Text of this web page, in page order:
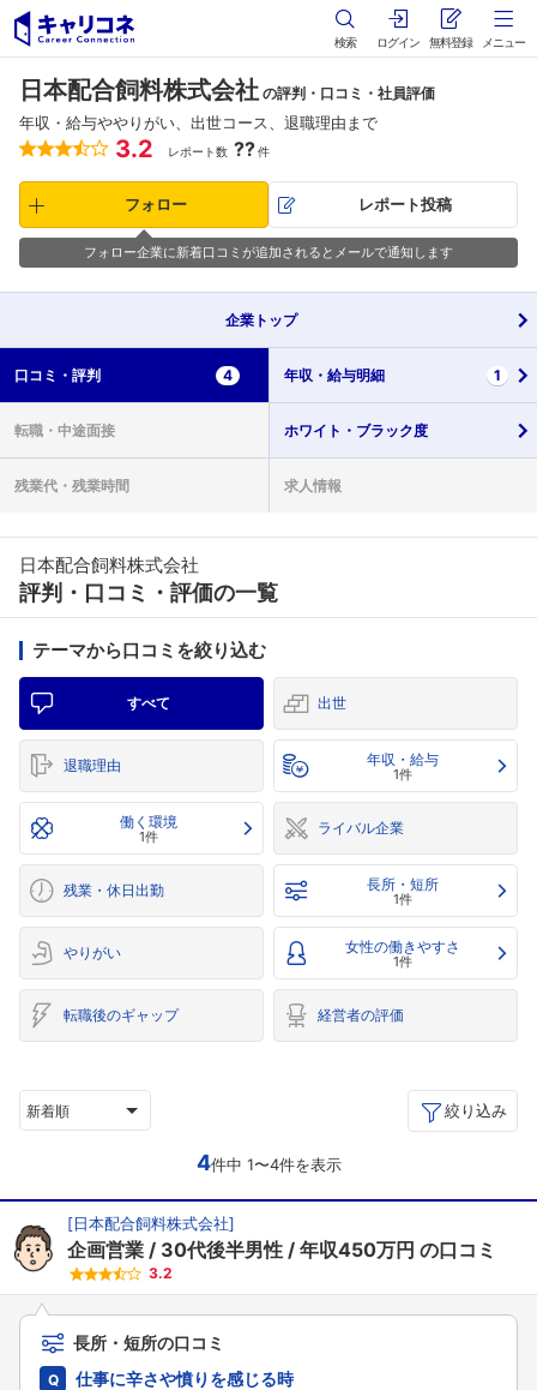
検索 ログイン 無料登録 メニュー
日本配合飼料株式会社 の評判・口コミ・社員評価
年収・給与ややりがい、出世コース、退職理由まで
3.2 レポート数 ??件
フォロー レポート投稿
フォロー企業に新着口コミが追加されるとメールで通知します
企業 トップ
口コミ・ 評判 4 年収・ 給与明細 1
転職・ 中途面接 ホワイト・ ブラック度
残業代・ 残業時間 求人情報
日本配合飼料株式会社
評判・口コミ・評価の一覧
テーマから口コミを絞り込む
すべて 出世
退職理由 年収・給与
1件
働く環境
1件 ライバル企業
残業・休日出勤 長所・短所
1件
やりがい 女性の働きやすさ
1件
転職後のギャップ 経営者の評価
新着順 絞り込み
4件中 1〜4件を表示
[日本配合飼料株式会社]
企画営業 30代後半男性 年収450万円 の口コミ
3.2
長所・短所の口コミ
仕事に辛さや憤りを感じる時